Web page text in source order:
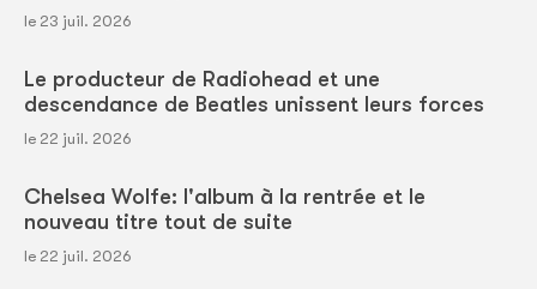
le 23 juil. 2026
Le producteur de Radiohead et une
descendance de Beatles unissent leurs forces
le 22 juil. 2026
Chelsea Wolfe: l'album à la rentrée et le
nouveau titre tout de suite
le 22 juil. 2026